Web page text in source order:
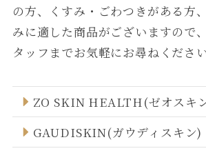
の方、くすみ・ごわつきがある方
みに適した商品がございますので
タッフまでお気軽にお尋ねください
ZO SKIN HEALTH(ゼオスキ
GAUDISKIN(ガウディスキン)